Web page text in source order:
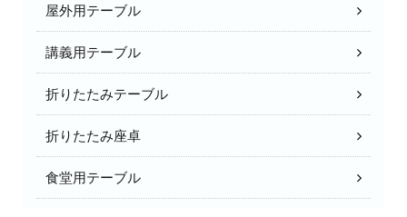
屋外用テーブル
講義用テーブル
折りたたみテーブル
折りたたみ座卓
食堂用テーブル